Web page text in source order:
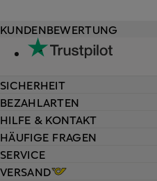
HILFE & KONTAKT
HÄUFIGE FRAGEN
SERVICE
VERSAND
KUNDENBEWERTUNG
SICHERHEIT
BEZAHLARTEN